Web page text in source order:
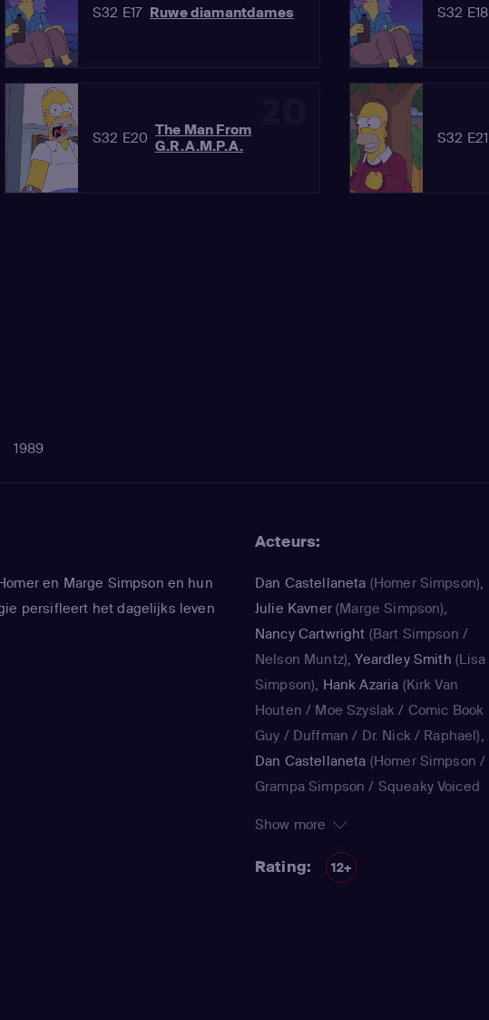
S32 E17 Ruwe diamantdames S32 E18
S32 E20 The Man From
G.R.A.M.P.A.
S32 E21
1989
en Marge Simpson en hun
persifleert het dagelijks leven
Acteurs:
Dan Castellaneta (Homer Simpson),
Julie Kavner(Marge Simpson),
Nancy Cartwright (Bart Simpson /
Nelson Muntz),Yeardley Smith (Lisa
Simpson), Hank Azaria (Kirk Van
Houten / Moe Szyslak / Comic Book
Guy / Duffman / Dr. Nick / Raphael),
Dan Castellaneta (Homer Simpson /
Grampa Simpson / Squeaky Voiced
Nancy Cartwright
Kearney Zzyzwicz / voice)
Show more
Rating: 12+